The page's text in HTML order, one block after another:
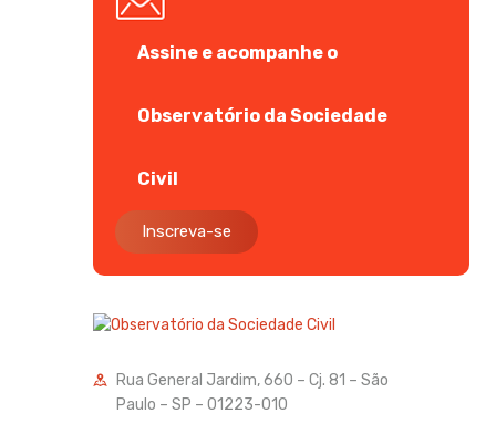
Assine e acompanhe o
Observatório da Sociedade
Civil
Inscreva-se
Rua General Jardim, 660 – Cj. 81 – São
Paulo – SP – 01223-010